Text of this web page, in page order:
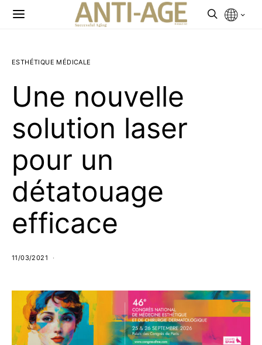
ESTHÉTIQUE MÉDICALE
Une nouvelle
solution laser
pour un
détatouage
efficace
11/03/2021